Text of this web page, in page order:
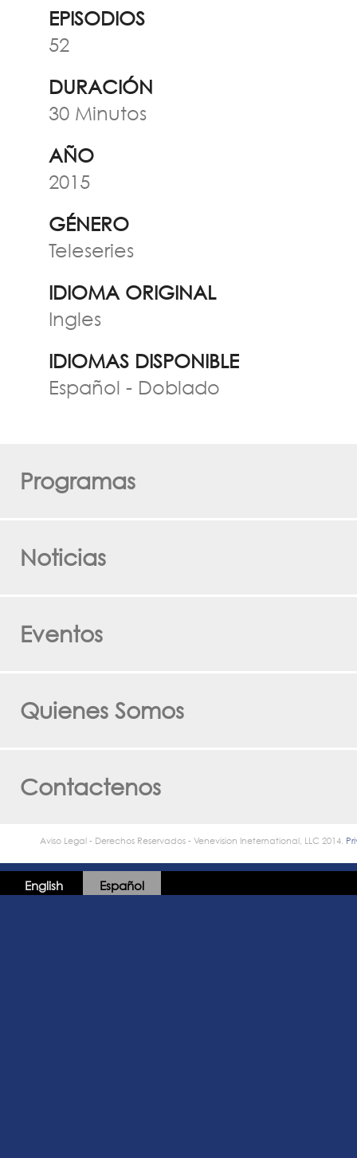
English Español
EPISODIOS
52
DURACIÓN
30 Minutos
AÑO
2015
GÉNERO
Teleseries
IDIOMA ORIGINAL
Ingles
IDIOMAS DISPONIBLE
Español - Doblado
Programas
Noticias
Eventos
Quienes Somos
Contactenos
Aviso Legal - Derechos Reservados - Venevision Ineternational, LLC 2014.